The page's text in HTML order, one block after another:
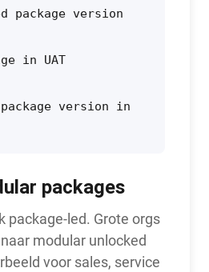
package version
in UAT
version in
packages
package-led. Grote orgs
modular unlocked
voor sales, service